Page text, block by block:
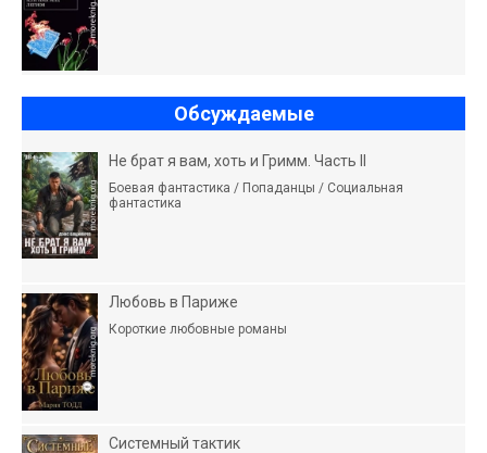
Обсуждаемые
Не брат я вам, хоть и Гримм. Часть II
Боевая фантастика / Попаданцы / Социальная
фантастика
Любовь в Париже
Короткие любовные романы
Системный тактик